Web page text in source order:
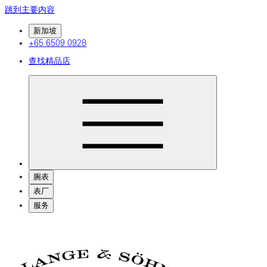
跳到主要内容
新加坡
+65 6509 0928
查找精品店
腕表
表厂
服务